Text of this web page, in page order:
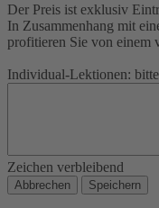
Der Preis ist exklusiv
In Zusammenhang mit
profitieren Sie von einem
Individual-Lektionen:
Zeichen verbleibend
Abbrechen Speichern